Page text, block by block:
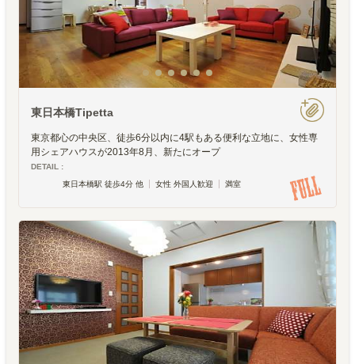
東日本橋Tipetta
東京都心の中央区、徒歩6分以内に4駅もある便利な立地に、女性専
用シェアハウスが2013年8月、新たにオープ
DETAIL :
東日本橋駅 徒歩4分 他
女性 外国人歓迎 満室